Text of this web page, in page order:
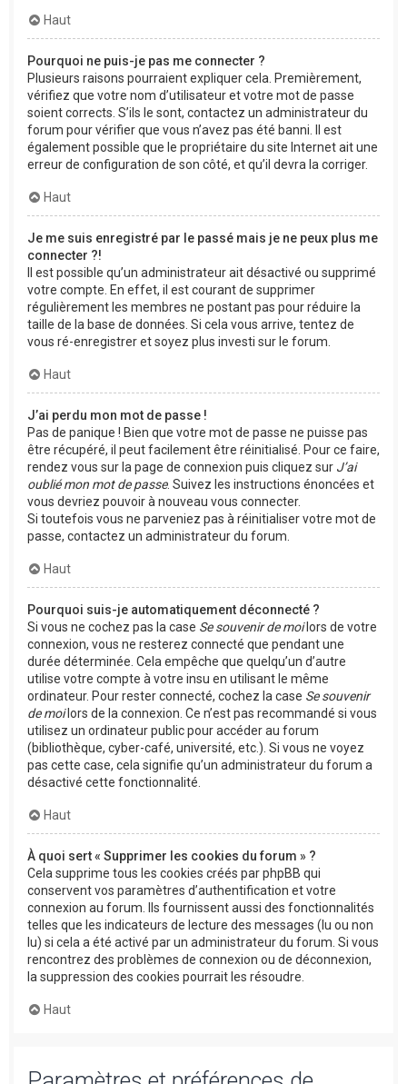
Haut
Pourquoi ne puis-je pas me connecter ?
Plusieurs raisons pourraient expliquer cela. Premièrement,
vérifiez que votre nom d’utilisateur et votre mot de passe
soient corrects. S’ils le sont, contactez un administrateur du
forum pour vérifier que vous n’avez pas été banni. Il est
également possible que le propriétaire du site Internet ait une
erreur de configuration de son côté, et qu’il devra la corriger.
Haut
Je me suis enregistré par le passé mais je ne peux plus me
connecter ?!
Il est possible qu’un administrateur ait désactivé ou supprimé
votre compte. En effet, il est courant de supprimer
régulièrement les membres ne postant pas pour réduire la
taille de la base de données. Si cela vous arrive, tentez de
vous ré-enregistrer et soyez plus investi sur le forum.
Haut
J’ai perdu mon mot de passe !
Pas de panique ! Bien que votre mot de passe ne puisse pas
être récupéré, il peut facilement être réinitialisé. Pour ce faire,
rendez vous sur la page de connexion puis cliquez sur J’ai
oublié mon mot de passe. Suivez les instructions énoncées et
vous devriez pouvoir à nouveau vous connecter.
Si toutefois vous ne parveniez pas à réinitialiser votre mot de
passe, contactez un administrateur du forum.
Haut
Pourquoi suis-je automatiquement déconnecté ?
Si vous ne cochez pas la case Se souvenir de moilors de votre
connexion, vous ne resterez connecté que pendant une
durée déterminée. Cela empêche que quelqu’un d’autre
utilise votre compte à votre insu en utilisant le même
ordinateur. Pour rester connecté, cochez la case Se souvenir
de moilors de la connexion. Ce n’est pas recommandé si vous
utilisez un ordinateur public pour accéder au forum
(bibliothèque, cyber-café, université, etc.). Si vous ne voyez
pas cette case, cela signifie qu’un administrateur du forum a
désactivé cette fonctionnalité.
Haut
À quoi sert « Supprimer les cookies du forum » ?
Cela supprime tous les cookies créés par phpBB qui
conservent vos paramètres d’authentification et votre
connexion au forum. Ils fournissent aussi des fonctionnalités
telles que les indicateurs de lecture des messages (lu ou non
lu) si cela a été activé par un administrateur du forum. Si vous
rencontrez des problèmes de connexion ou de déconnexion,
la suppression des cookies pourrait les résoudre.
Haut